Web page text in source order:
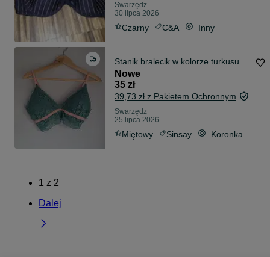
Swarzędz
30 lipca 2026
Czarny C&A Inny
Stanik bralecik w kolorze turkusu
Nowe
35 zł
39,73 zł z Pakietem Ochronnym
Swarzędz
25 lipca 2026
Miętowy Sinsay Koronka
1 z 2
Dalej